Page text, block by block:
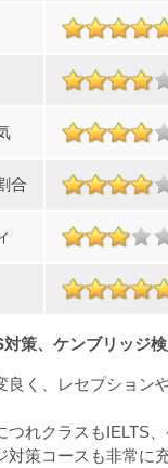
合
策、ケンブリッジ
良く、レセプション
つれクラスもIELTS
対策コースも非常に